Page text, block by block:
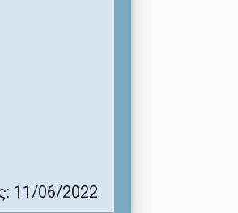
11/06/2022